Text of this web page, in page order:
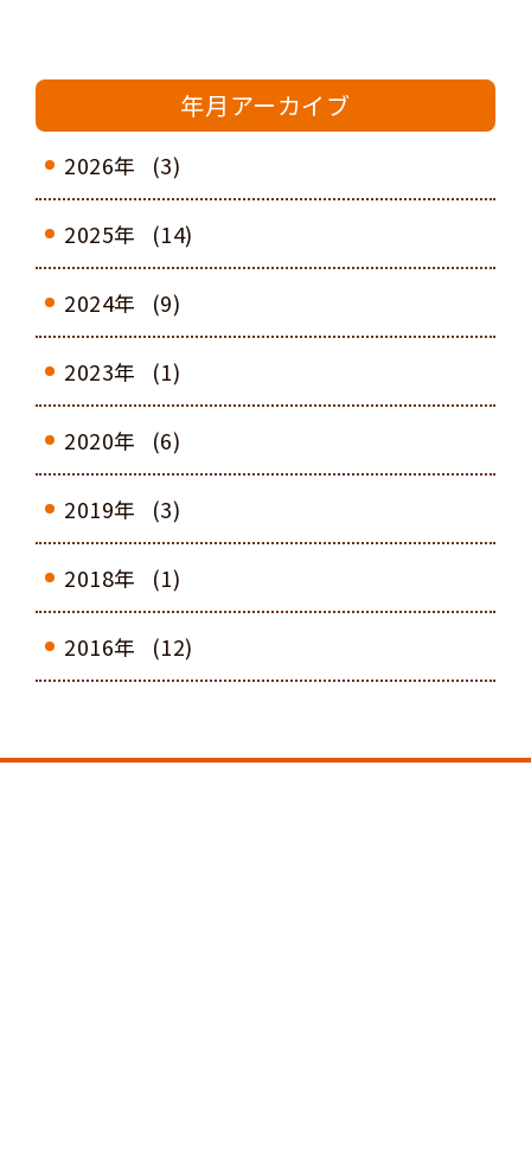
年月アーカイブ
2026年 (3)
2025年 (14)
2024年 (9)
2023年 (1)
2020年 (6)
2019年 (3)
2018年 (1)
2016年 (12)